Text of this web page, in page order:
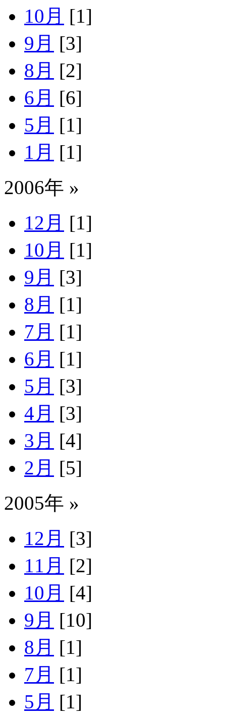
10月 [1]
9月 [3]
8月 [2]
6月 [6]
5月 [1]
1月 [1]
2006年 »
12月 [1]
10月 [1]
9月 [3]
8月 [1]
7月 [1]
6月 [1]
5月 [3]
4月 [3]
3月 [4]
2月 [5]
2005年 »
12月 [3]
11月 [2]
10月 [4]
9月 [10]
8月 [1]
7月 [1]
5月 [1]